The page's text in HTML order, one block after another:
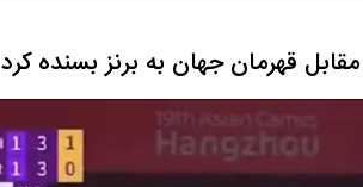
قهرمان جهان به برنز بسنده کرد